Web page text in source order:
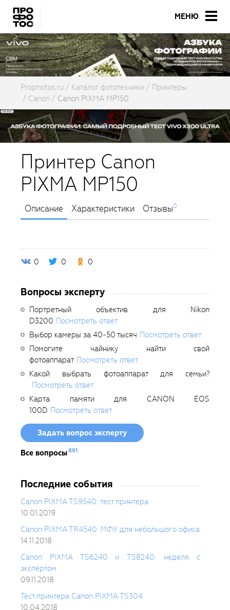
МЕНЮ
Prophotos.ru Каталог фототехники
Принтеры
Canon
Canon PIXMA MP150
Принтер Canon
PIXMA MP150
Описание Характеристики Отзывы0
0 0 0
Вопросы эксперту
Портретный объектив для Nikon
D3200 Посмотреть ответ
Выбор камеры за 40-50 тысяч Посмотреть ответ
Помогите чайнику найти свой
фотоаппарат Посмотреть ответ
Какой выбрать фотоаппарат для семьи?
Посмотреть ответ
Карта памяти для CANON EOS
100D Посмотреть ответ
Задать вопрос эксперту
Все вопросы891
Последние события
Canon PIXMA TS9540: тест принтера
10.01.2019
Canon PIXMA TR4540: МФУ для небольшого офиса
14.11.2018
Canon PIXMA TS6240 и TS8240: неделя с
экспертом
09.11.2018
Тест принтера Canon PIXMA TS304
10.04.2018